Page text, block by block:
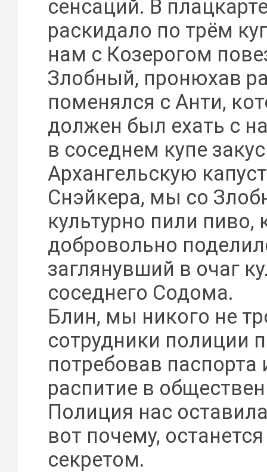
сенсаций. В
раскидало по трём
нам с Козерогом
Злобный, пронюхав
поменялся с Анти,
должен был ехать с
в соседнем купе
Архангельскую
Снэйкера, мы со
культурно пили
добровольно
заглянувший в очаг
соседнего Содома.
Блин, мы никого не
сотрудники полиции
потребовав паспорта
распитие в
Полиция нас
вот почему,
секретом.